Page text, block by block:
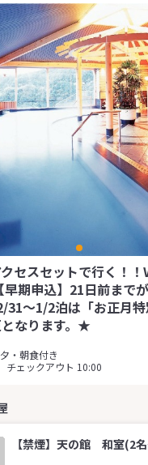
セスセットで行く！！
申込】21日前までが
～1/2泊は「お正月特
なります。★
夕・朝食付き
ェックアウト 10:00
【禁煙】天の館 和室(2